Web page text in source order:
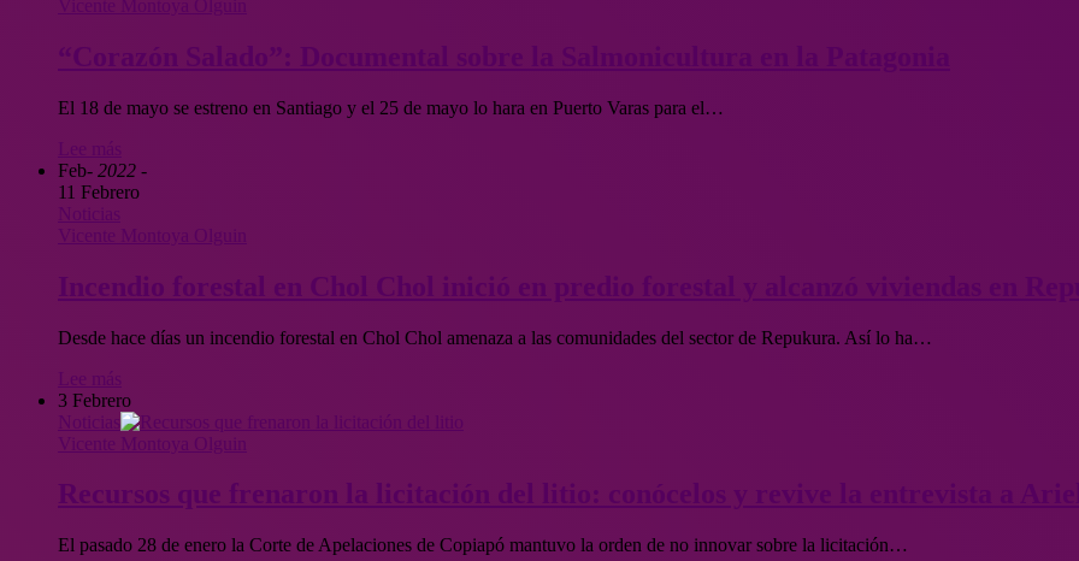
El 18 de mayo se estreno en Santiago y el 25 de mayo lo hara en Puerto Varas para el…
Feb- 2022 -
11 Febrero
Desde hace días un incendio forestal en Chol Chol amenaza a las comunidades del sector de Repukura. Así lo ha…
3 Febrero
El pasado 28 de enero la Corte de Apelaciones de Copiapó mantuvo la orden de no innovar sobre la licitación…